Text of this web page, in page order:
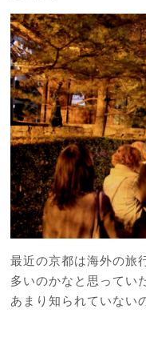
最近の京都は海外の旅
多いのかなと思ってい
あまり知られていない